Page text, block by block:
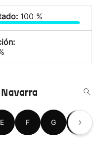
100 %
E F G H